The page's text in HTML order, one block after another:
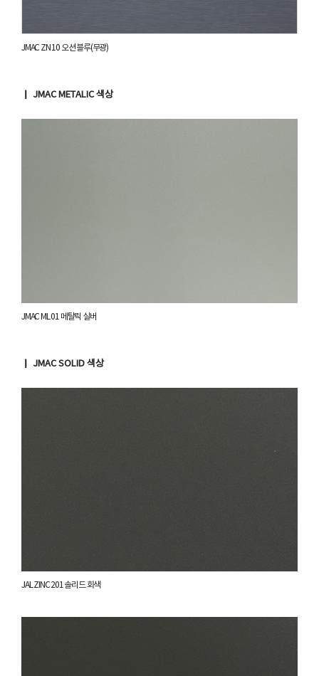
JMAC ZN 10 오션 블루(무광)
▏ JMAC METALIC 색상
JMAC ML 01 메탈릭 실버
▏ JMAC SOLID 색상
JAL ZINC 201 솔리드 회색